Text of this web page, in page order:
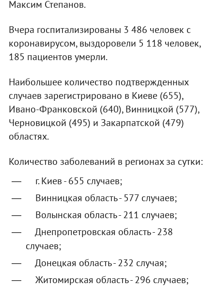
Максим Степанов.
Вчера госпитализированы 3 486 человек с
коронавирусом, выздоровели 5 118 человек,
185 пациентов умерли.
Наибольшее количество подтвержденных
случаев зарегистрировано в Киеве (655),
Ивано-Франковской (640), Винницкой (577),
Черновицкой (495) и Закарпатской (479)
областях.
Количество заболеваний в регионах за сутки:
г. Киев - 655 случаев;
Винницкая область - 577 случаев;
Волынская область - 211 случаев;
Днепропетровская область - 238
случаев;
Донецкая область - 232 случая;
Житомирская область - 296 случаев;